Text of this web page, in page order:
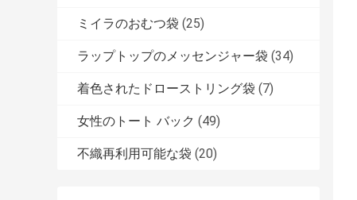
ミイラのおむつ袋 (25)
ラップトップのメッセンジャー袋 (34)
着色されたドローストリング袋 (7)
女性のトート バック (49)
不織再利用可能な袋 (20)